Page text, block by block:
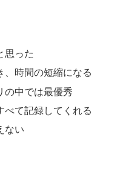
思った
、時間の短縮になる
の中では最優秀
べて記録してくれる
ない